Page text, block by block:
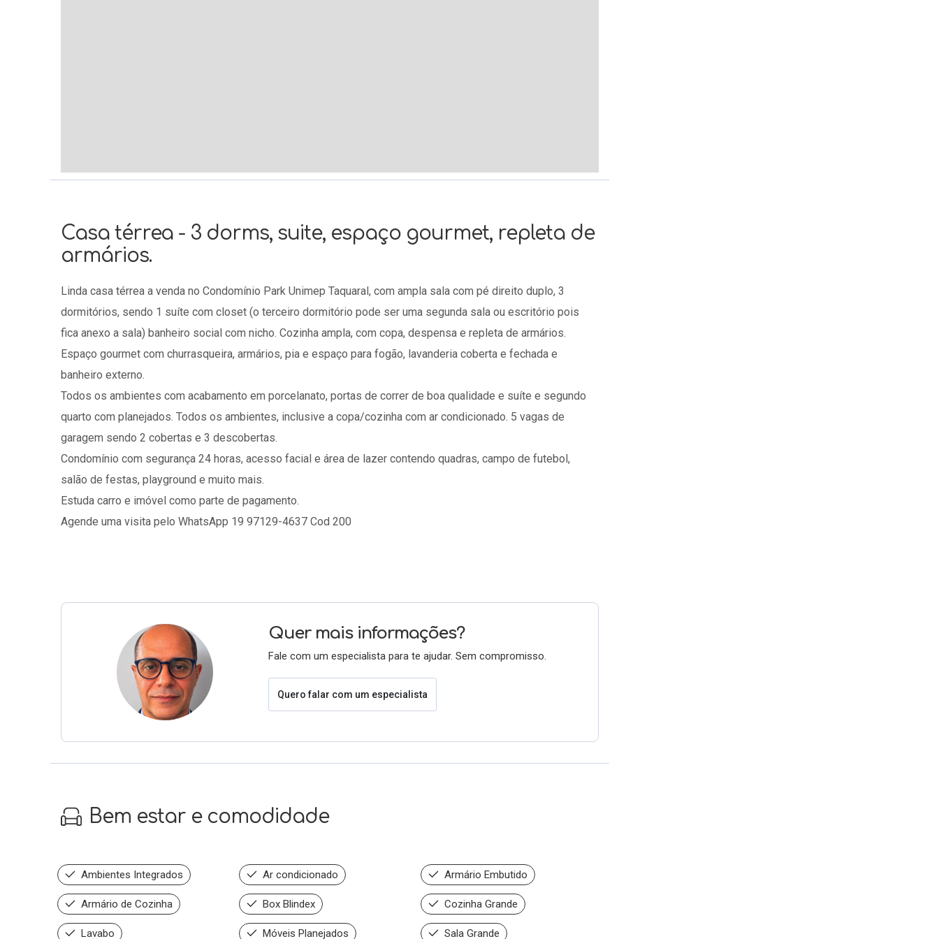
Casa térrea - 3 dorms, suite, espaço gourmet, repleta de
armários.
Linda casa térrea a venda no Condomínio Park Unimep Taquaral, com ampla sala com pé direito duplo, 3
dormitórios, sendo 1 suíte com closet (o terceiro dormitório pode ser uma segunda sala ou escritório pois
fica anexo a sala) banheiro social com nicho. Cozinha ampla, com copa, despensa e repleta de armários.
Espaço gourmet com churrasqueira, armários, pia e espaço para fogão, lavanderia coberta e fechada e
banheiro externo.
Todos os ambientes com acabamento em porcelanato, portas de correr de boa qualidade e suíte e segundo
quarto com planejados. Todos os ambientes, inclusive a copa/cozinha com ar condicionado. 5 vagas de
garagem sendo 2 cobertas e 3 descobertas.
Condomínio com segurança 24 horas, acesso facial e área de lazer contendo quadras, campo de futebol,
salão de festas, playground e muito mais.
Estuda carro e imóvel como parte de pagamento.
Agende uma visita pelo WhatsApp 19 97129-4637 Cod 200
Quer mais informações?
Fale com um especialista para te ajudar. Sem compromisso.
Quero falar com um especialista
Bem estar e comodidade
Ambientes Integrados Ar condicionado Armário Embutido
Armário de Cozinha Box Blindex Cozinha Grande
Lavabo Móveis Planejados Sala Grande